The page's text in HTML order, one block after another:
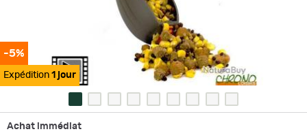
-5%
Expédition 1 jour
Achat immédiat